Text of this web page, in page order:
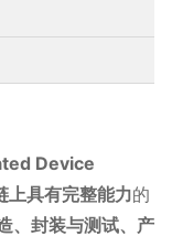
Device
上具有完整能力的
、封装与测试、产